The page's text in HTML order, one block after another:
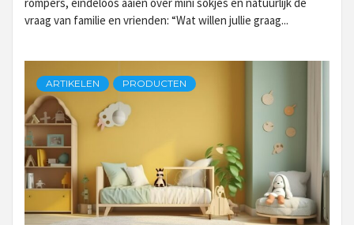
vraag van familie en vrienden: “Wat willen jullie graag...
ARTIKELEN PRODUCTEN